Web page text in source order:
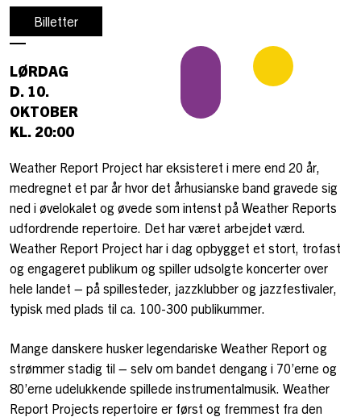
Billetter
LØRDAG
D. 10.
OKTOBER
KL. 20:00
Weather Report Project har eksisteret i mere end 20 år,
medregnet et par år hvor det århusianske band gravede sig
ned i øvelokalet og øvede som intenst på Weather Reports
udfordrende repertoire. Det har været arbejdet værd.
Weather Report Project har i dag opbygget et stort, trofast
og engageret publikum og spiller udsolgte koncerter over
hele landet – på spillesteder, jazzklubber og jazzfestivaler,
typisk med plads til ca. 100-300 publikummer.
Mange danskere husker legendariske Weather Report og
strømmer stadig til – selv om bandet dengang i 70’erne og
80’erne udelukkende spillede instrumentalmusik. Weather
Report Projects repertoire er først og fremmest fra den